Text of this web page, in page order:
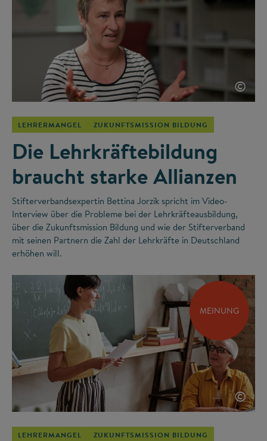
©
LEHRERMANGEL ZUKUNFTSMISSION BILDUNG
Die Lehrkräftebildung
braucht starke Allianzen
Stifterverbandsexpertin Bettina Jorzik spricht im Video-
Interview über die Probleme bei der Lehrkräfteausbildung,
über die Zukunftsmission Bildung und wie der Stifterverband
mit seinen Partnern die Zahl der Lehrkräfte in Deutschland
erhöhen will.
MEINUNG
©
LEHRERMANGEL ZUKUNFTSMISSION BILDUNG